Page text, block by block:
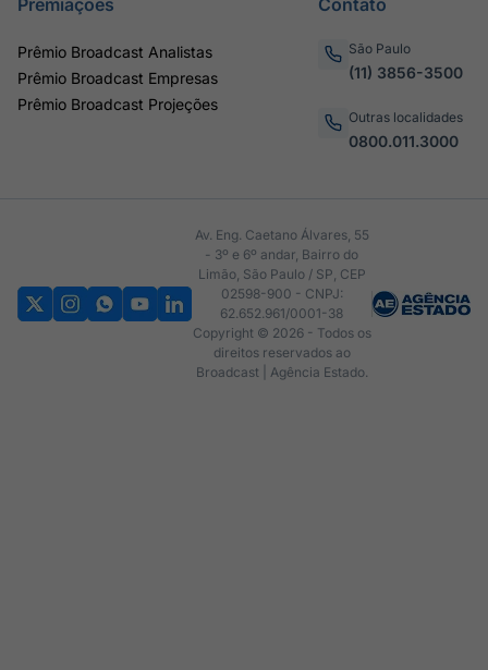
Prêmio Broadcast Analistas
Prêmio Broadcast Empresas
Prêmio Broadcast Projeções
São Paulo
(11) 3856-3500
Outras localidades
0800.011.3000
Av. Eng. Caetano Álvares, 55
- 3º e 6º andar, Bairro do
Limão, São Paulo / SP, CEP
02598-900 - CNPJ:
62.652.961/0001-38
Copyright © 2026 - Todos os
direitos reservados ao
Broadcast | Agência Estado.